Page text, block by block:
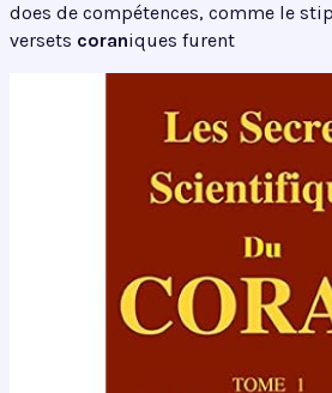
does de compétences, comme le
versets coraniques furent